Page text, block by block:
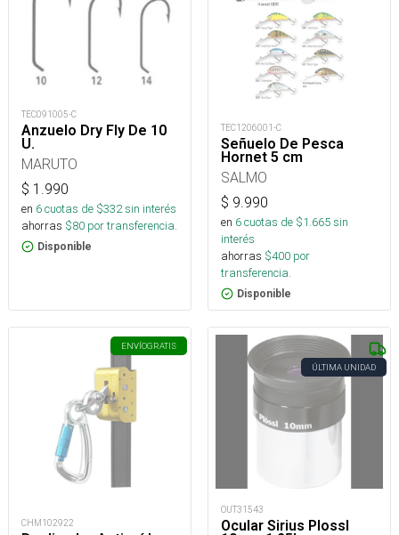
TEC091005-C
Anzuelo Dry Fly De 10
U.
MARUTO
$ 1.990
en 6cuotas de $332sin interés
ahorras $80 por transferencia.
Disponible
TEC1206001-C
Señuelo De Pesca
Hornet 5 cm
SALMO
$ 9.990
en 6cuotas de $1.665sin
interés
ahorras $400 por
transferencia.
Disponible
ENVÍOGRATIS
CHM102922
ÚLTIMA UNIDAD
OUT31543
Ocular Sirius Plossl